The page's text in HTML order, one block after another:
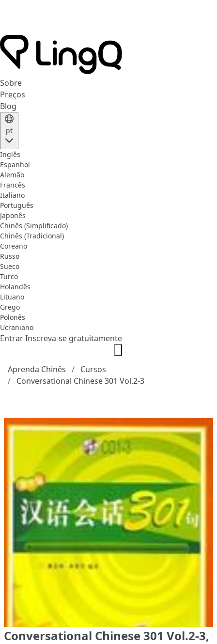
Sobre
Preços
Blog
pt
Inglês
Espanhol
Alemão
Francês
Italiano
Português
Japonês
Chinês (Simplificado)
Chinês (Tradicional)
Coreano
Russo
Sueco
Turco
Holandês
Lituano
Grego
Polonês
Ucraniano
EntrarInscreva-se gratuitamente
Aprenda Chinês
Cursos
Conversational Chinese 301 Vol.2-3
Conversational Chinese 301 Vol.2-3,